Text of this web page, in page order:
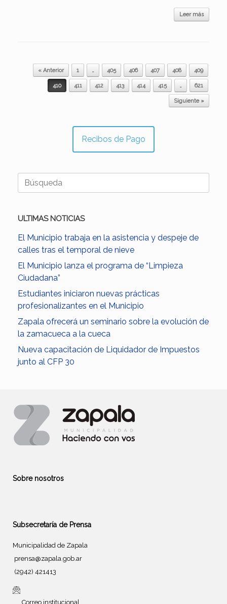
Leer más
Navegador de artículos
« Anterior 1 … 405 406 407 408 409
410 411 412 413 414 415 … 621
Siguiente »
Recibos de Pago
Buscar:
ULTIMAS NOTICIAS
El Municipio trabaja en la asistencia y despeje de
calles tras el temporal de nieve
El Municipio lanza el programa de “Limpieza
Ciudadana”
Estudiantes iniciaron nuevas prácticas
profesionalizantes en el Municipio
Zapala ofrecerá un seminario sobre la evolución de
la zamacueca a la cueca
Nueva capacitación de Liquidador de Impuestos
junto al CFP 30
Sobre nosotros
Subsecretaría de Prensa
Municipalidad de Zapala
prensa@zapala.gob.ar
(2942) 421413
Correo institucional